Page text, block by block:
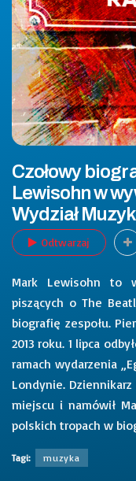
Czołowy
Lewisohn w
Wydział
Odtwarzaj
Mark Lewisohn to
piszących o The
biografię zespołu.
2013 roku. 1 lipca
ramach wydarzenia
Londynie. Dziennikarz
miejscu i namówił
polskich tropach w
Tagi: muzyka